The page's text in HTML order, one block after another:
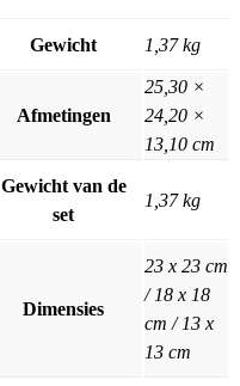
Gewicht 1,37 kg
Afmetingen
25,30 ×
24,20 ×
13,10 cm
Gewicht van de
set
1,37 kg
Dimensies
23 x 23 cm
/ 18 x 18
cm / 13 x
13 cm